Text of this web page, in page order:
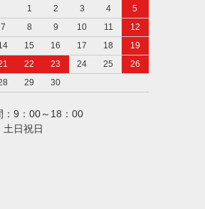
1
2 3 4
5
7 8 9 10 11
12
15 16 17 18
19
22 23 24 25
26
29 30
：9：00～18：00
土日祝日